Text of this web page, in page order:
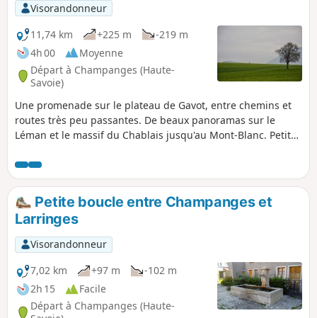
Visorandonneur
11,74 km
+225 m
-219 m
4h 00
Moyenne
Départ à Champanges (Haute-
Savoie)
Une promenade sur le plateau de Gavot, entre chemins et
routes très peu passantes. De beaux panoramas sur le
Léman et le massif du Chablais jusqu'au Mont-Blanc. Petite
Petite boucle entre Champanges et
Larringes
Visorandonneur
7,02 km
+97 m
-102 m
2h 15
Facile
Départ à Champanges (Haute-